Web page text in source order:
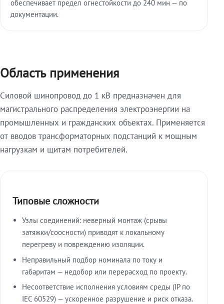
обеспечивает предел огнестойкости до 240 мин — по
документации.
Область применения
Силовой шинопровод до 1 кВ предназначен для
магистрального распределения электроэнергии на
промышленных и гражданских объектах. Применяется
от вводов трансформаторных подстанций к мощным
нагрузкам и щитам потребителей.
Типовые сложности
Узлы соединений: неверный монтаж (срывы
затяжки/соосности) приводят к локальному
перегреву и повреждению изоляции.
Неправильный подбор номинала по току и
габаритам — недобор или перерасход по проекту.
Несоответствие исполнения условиям среды (IP по
IEC 60529) — ускоренное разрушение и риск отказа.